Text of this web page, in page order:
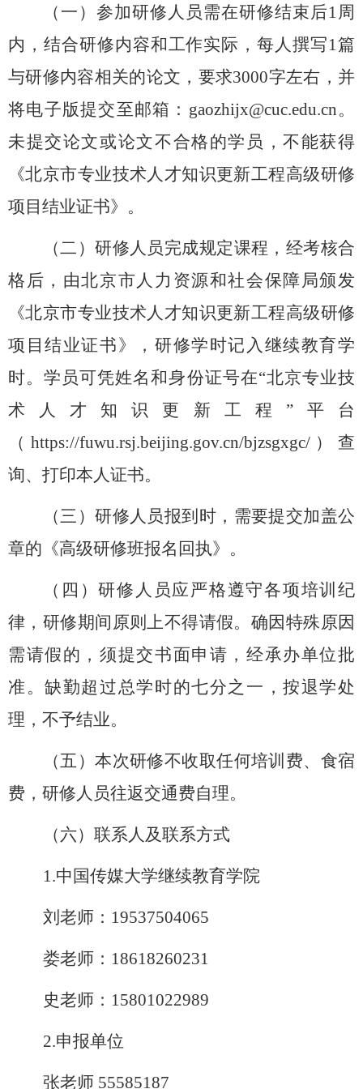
（一） 参加研修人员需在研修结束后1周
内，结合研修内容和工作实际，每人撰写1篇
与研修内容相关的论文，要求3000字左右，并
将电子版提交至邮箱：gaozhijx@cuc.edu.cn。
未提交论文或论文不合格的学员，不能获得
《北京市专业技术人才知识更新工程高级研修
项目结业证书》。
（二）研修人员完成规定课程，经考核合
格后，由北京市人力资源和社会保障局颁发
《北京市专业技术人才知识更新工程高级研修
项目结业证书》，研修学时记入继续教育学
时。学员可凭姓名和身份证号在“北京专业技
术人才知识更新工程”平台
（ https://fuwu.rsj.beijing.gov.cn/bjzsgxgc/）查
询、打印本人证书。
（三）研修人员报到时，需要提交加盖公
章的《高级研修班报名回执》。
（四）研修人员应严格遵守各项培训纪
律，研修期间原则上不得请假。确因特殊原因
需请假的，须提交书面申请，经承办单位批
准。缺勤超过总学时的七分之一 ，按退学处
理，不予结业。
（五）本次研修不收取任何培训费、 食宿
费， 研修人员往返交通费自理。
（六）联系人及联系方式
1.中国传媒大学继续教育学院
刘老师： 19537504065
娄老师： 18618260231
史老师： 15801022989
2.申报单位
张老师 55585187